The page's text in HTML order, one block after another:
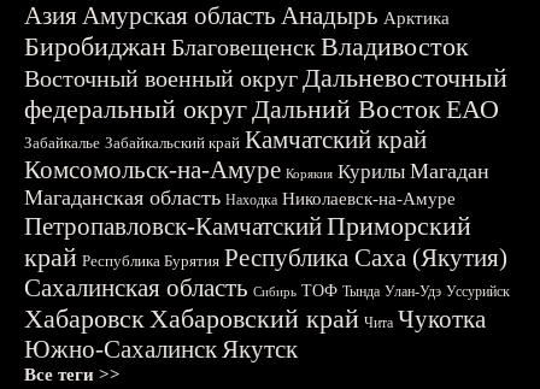
АзияАмурская область Анадырь Арктика
БиробиджанБлаговещенскВладивосток
Восточный военный округДальневосточный
федеральный округДальний ВостокЕАО
Забайкалье Забайкальский край Камчатский край
Комсомольск-на-Амуре Корякия Курилы Магадан
Магаданская область Находка Николаевск-на-Амуре
Петропавловск-КамчатскийПриморский
край Республика Бурятия Республика Саха (Якутия)
Сахалинская область Сибирь ТОФ Тында Улан-Удэ Уссурийск
ХабаровскХабаровский край Чита Чукотка
Южно-СахалинскЯкутск
Все теги >>